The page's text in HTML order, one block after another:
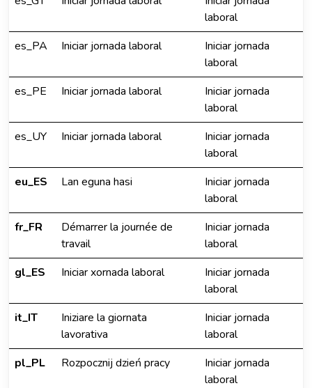
laboral
es_PA
Iniciar jornada laboral
Iniciar jornada
laboral
es_PE
Iniciar jornada laboral
Iniciar jornada
laboral
es_UY
Iniciar jornada laboral
Iniciar jornada
laboral
eu_ES
Lan eguna hasi
Iniciar jornada
laboral
fr_FR
Démarrer la journée de
travail
Iniciar jornada
laboral
gl_ES
Iniciar xornada laboral
Iniciar jornada
laboral
it_IT
Iniziare la giornata
lavorativa
Iniciar jornada
laboral
pl_PL
Rozpocznij dzień pracy
Iniciar jornada
laboral